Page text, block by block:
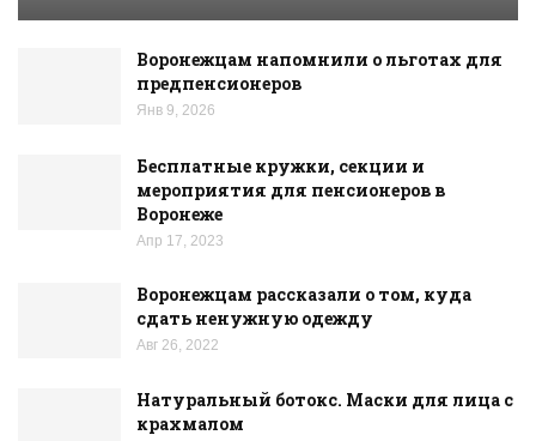
Воронежцам напомнили о льготах для
предпенсионеров
Янв 9, 2026
Бесплатные кружки, секции и
мероприятия для пенсионеров в
Воронеже
Апр 17, 2023
Воронежцам рассказали о том, куда
сдать ненужную одежду
Авг 26, 2022
Натуральный ботокс. Маски для лица с
крахмалом